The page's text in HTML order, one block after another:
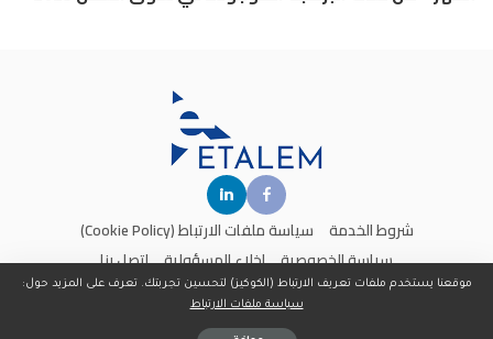
شروط الخدمة سياسة ملفات الارتباط (Cookie Policy)
سياسة الخصوصية إخلاء المسؤولية اتصل بنا
موقعنا يستخدم ملفات تعريف الارتباط (الكوكيز) لتحسين تجربتك. تعرف على المزيد حول:
سياسة ملفات الارتباط